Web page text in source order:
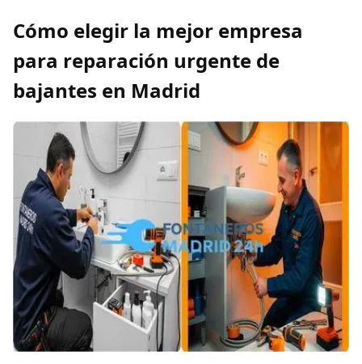
Cómo elegir la mejor empresa
para reparación urgente de
bajantes en Madrid